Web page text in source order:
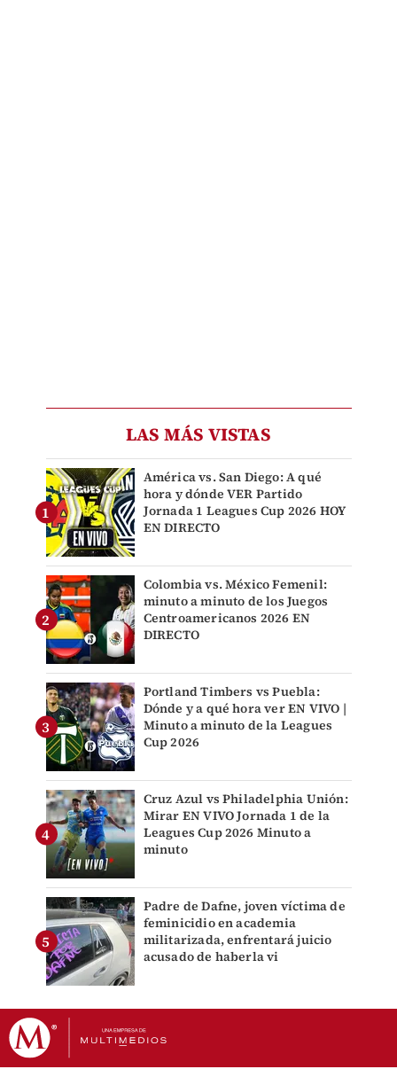
LAS MÁS VISTAS
América vs. San Diego: A qué
hora y dónde VER Partido
Jornada 1 Leagues Cup 2026 HOY
EN DIRECTO
Colombia vs. México Femenil:
minuto a minuto de los Juegos
Centroamericanos 2026 EN
DIRECTO
Portland Timbers vs Puebla:
Dónde y a qué hora ver EN VIVO |
Minuto a minuto de la Leagues
Cup 2026
Cruz Azul vs Philadelphia Unión:
Mirar EN VIVO Jornada 1 de la
Leagues Cup 2026 Minuto a
minuto
Padre de Dafne, joven víctima de
feminicidio en academia
militarizada, enfrentará juicio
acusado de haberla vi